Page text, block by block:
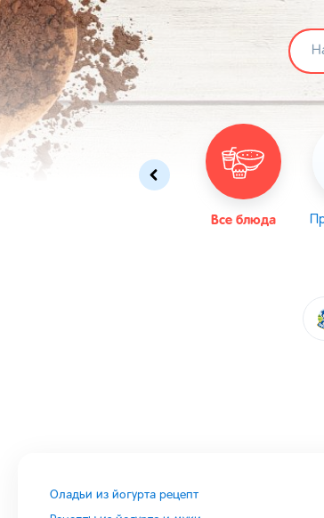
Все блюда
Пасха
Оладьи из йогурта рецепт